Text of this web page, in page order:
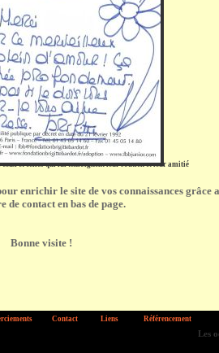
et celles qui lui témoignent leur soutien et leur amitié
enrichir le site de vos connaissances grâce
de contact en bas de page.
Bonne visite !
Contact Liens Référencement
Les